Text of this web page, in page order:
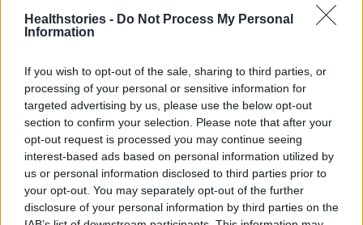
Healthstories - Do Not Process My Personal
Information
If you wish to opt-out of the sale, sharing to third parties, or
processing of your personal or sensitive information for
targeted advertising by us, please use the below opt-out
section to confirm your selection. Please note that after your
opt-out request is processed you may continue seeing
interest-based ads based on personal information utilized by
us or personal information disclosed to third parties prior to
your opt-out. You may separately opt-out of the further
disclosure of your personal information by third parties on the
εμβολιαστικά προγράμματα που απευθύνεται
σε όλες τις ηλικιακές ομάδες του πληθυσμού.
με στόχο την ορθή τήρηση των εμβολιαστικών
συστάσεων και τη διαμόρφωση κοινής
αντίληψης σχετικά με τα οφέλη των πολιτικών
πρόληψης και προαγωγής της υγείας.
Πηγές: 1. , Accessed 23/4/2018,